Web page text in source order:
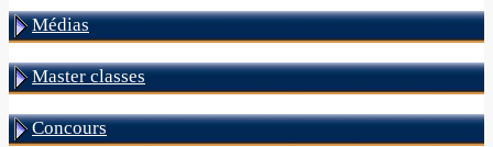
Médias
Master classes
Concours